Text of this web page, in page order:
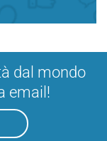
dal mondo
email!